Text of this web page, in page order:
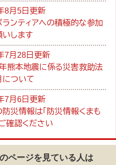
8月5日更新
ランティアへの積極的な参加
いします
7月28日更新
熊本地震に係る災害救助法
について
7月6日更新
災情報は「防災情報くまも
確認ください
ページを見ている人は